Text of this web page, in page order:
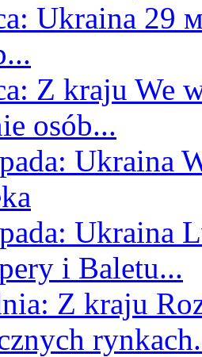
Ukraina 29
Z kraju We
osób...
Ukraina
Ukraina
i Baletu...
Z kraju